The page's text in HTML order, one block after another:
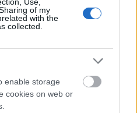
of my
with the
collected.
enable storage
cookies on web or
be a válogatott
a magyar férfi
kapitánya lett. A
érezte, ekkor ért a
közel volt még
de már elég
rálátása legyen az
megmérettetésen